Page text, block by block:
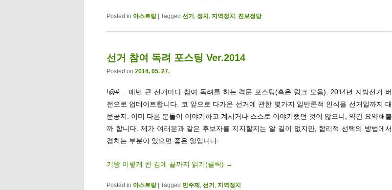
Posted in 아스트랄 Tagged 선거 , 정치 , 지역정치 , 진보정당
선거 참여 독려 포스팅 Ver.2014
Posted on 2014. 05. 27.
!@#… 매번 큰 선거마다 참여 독려를 하는 격문 포스팅(혹은 링크 모음), 2014년 지방선거 버
전으로 업데이트합니다. 코 앞으로 다가온 선거에 관한 몇가지 일반론적 인식을 선거일까지 대
문공지. 이미 다른 분들이 이야기하고 계시거나 스스로 이야기했던 것이 많으니, 약간 요약해볼
까 합니다. 제가 여러분과 같은 후보자를 지지할지는 알 길이 없지만, 합리적 선택의 방법에서
겹치는 부분이 있으면 좋은 일입니다.
기왕 이렇게 된 김에 끝까지 읽기(클릭) →
Posted in 아스트랄 | Tagged 민주제 선거 지역정치